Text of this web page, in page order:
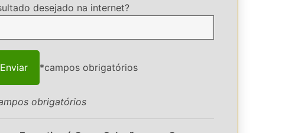
desejado na internet?
*campos obrigatórios
obrigatórios